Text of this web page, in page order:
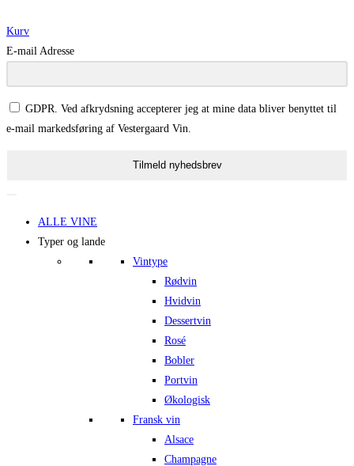
Kurv
E-mail Adresse
GDPR. Ved afkrydsning accepterer jeg at mine data bliver benyttet til
e-mail markedsføring af Vestergaard Vin.
Tilmeld nyhedsbrev
ALLE VINE
Typer og lande
Vintype
Rødvin
Hvidvin
Dessertvin
Rosé
Bobler
Portvin
Økologisk
Fransk vin
Alsace
Champagne